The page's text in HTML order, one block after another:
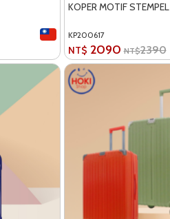
KOPER MOTIF STEMPEL
KP200617
NT$ 2090 NT$2390